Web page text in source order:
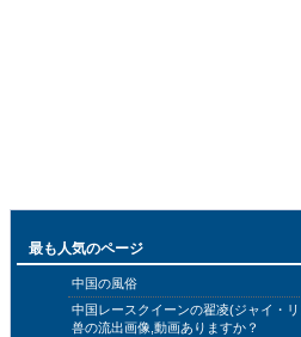
最も人気のページ
中国の風俗
中国レースクイーンの翟凌(ジャイ・
兽の流出画像,動画ありますか？